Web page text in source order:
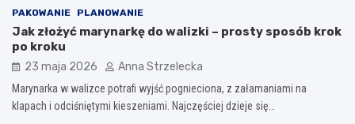
PAKOWANIE PLANOWANIE
Jak złożyć marynarkę do walizki – prosty sposób krok
po kroku
23 maja 2026 Anna Strzelecka
Marynarka w walizce potrafi wyjść pognieciona, z załamaniami na
klapach i odciśniętymi kieszeniami. Najczęściej dzieje się…